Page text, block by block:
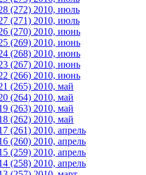
(272) 2010, июль
(271) 2010, июль
(270) 2010, июнь
(269) 2010, июнь
(268) 2010, июнь
(267) 2010, июнь
(266) 2010, июнь
(265) 2010, май
(264) 2010, май
(263) 2010, май
(262) 2010, май
(261) 2010, апрель
(260) 2010, апрель
(259) 2010, апрель
(258) 2010, апрель